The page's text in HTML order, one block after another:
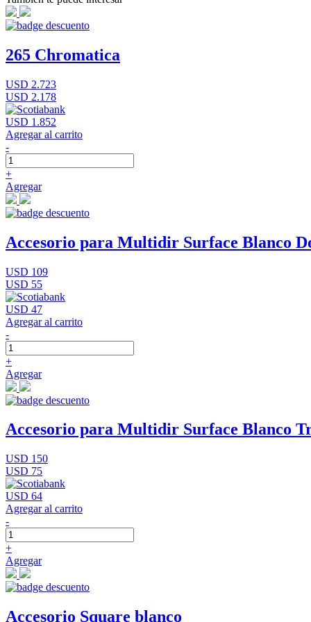
265 Chromatica
USD 2.723
USD 2.178
USD 1.852
Agregar al carrito
-
+
Agregar
Accesorio para Multidir Surface Blanco
USD 109
USD 55
USD 47
Agregar al carrito
-
+
Agregar
Accesorio para Multidir Surface Blanco
USD 150
USD 75
USD 64
Agregar al carrito
-
+
Agregar
Accesorio Square blanco